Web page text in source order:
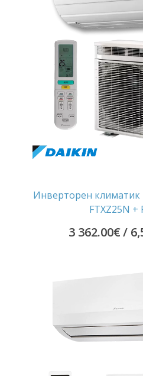
Инверторен климатик
FTXZ25N +
3 362.00€/